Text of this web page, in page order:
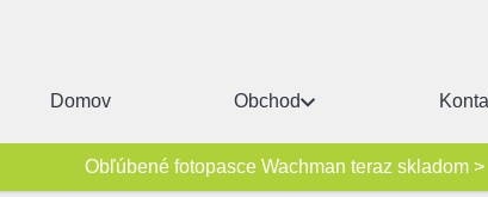
Domov Obchod
Obľúbené fotopasce Wachman teraz skladom >